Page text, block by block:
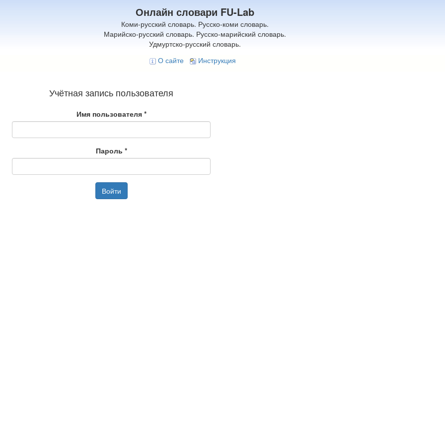
Онлайн словари FU-Lab
Коми-русский словарь. Русско-коми словарь.
Марийско-русский словарь. Русско-марийский словарь.
Удмуртско-русский словарь.
О сайте
Инструкция
Учётная запись пользователя
Имя пользователя *
Пароль *
Войти